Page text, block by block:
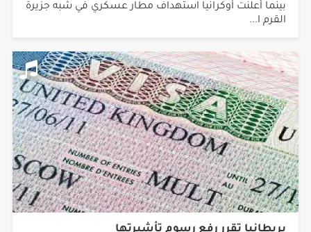
بينما أعلنت أوكرانيا استهداف مطار عسكري في شبه جزيرة
القرم ا...
بريطانيا تقرر رفع رسوم تأشيرتها